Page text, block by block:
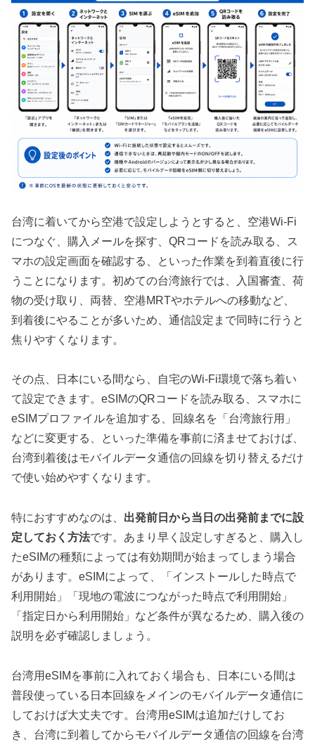
台湾に着いてから空港で設定しようとすると、空港Wi-Fi
につなぐ、購入メールを探す、QRコードを読み取る、ス
マホの設定画面を確認する、といった作業を到着直後に行
うことになります。初めての台湾旅行では、入国審査、荷
物の受け取り、両替、空港MRTやホテルへの移動など、
到着後にやることが多いため、通信設定まで同時に行うと
焦りやすくなります。
その点、日本にいる間なら、自宅のWi-Fi環境で落ち着い
て設定できます。eSIMのQRコードを読み取る、スマホに
eSIMプロファイルを追加する、回線名を「台湾旅行用」
などに変更する、といった準備を事前に済ませておけば、
台湾到着後はモバイルデータ通信の回線を切り替えるだけ
で使い始めやすくなります。
特におすすめなのは、 出発前日から当日の出発前までに設
定しておく方法です。あまり早く設定しすぎると、購入し
たeSIMの種類によっては有効期間が始まってしまう場合
があります。eSIMによって、「インストールした時点で
利用開始」「現地の電波につながった時点で利用開始」
「指定日から利用開始」など条件が異なるため、購入後の
説明を必ず確認しましょう。
台湾用eSIMを事前に入れておく場合も、日本にいる間は
普段使っている日本回線をメインのモバイルデータ通信に
しておけば大丈夫です。台湾用eSIMは追加だけしてお
き、台湾に到着してからモバイルデータ通信の回線を台湾